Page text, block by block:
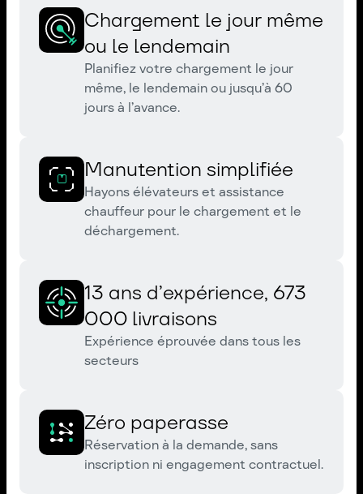
Chargement le jour même
ou le lendemain
Planifiez votre chargement le jour
même, le lendemain ou jusqu’à 60
jours à l’avance.
Manutention simplifiée
Hayons élévateurs et assistance
chauffeur pour le chargement et le
déchargement.
13 ans d’expérience, 673
000 livraisons
Expérience éprouvée dans tous les
secteurs
Zéro paperasse
Réservation à la demande, sans
inscription ni engagement contractuel.